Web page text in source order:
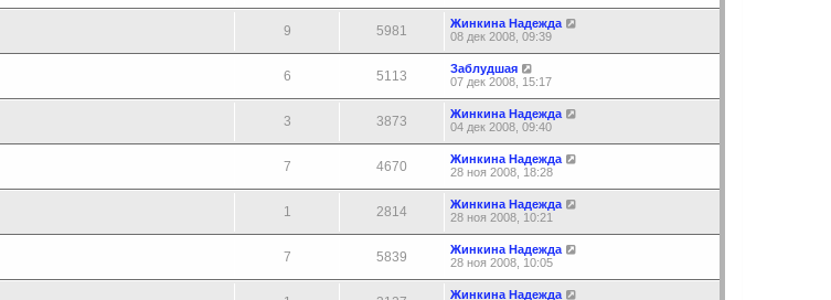
9 5981
Жинкина Надежда
08 дек 2008, 09:39
6 5113
Заблудшая
07 дек 2008, 15:17
3 3873
Жинкина Надежда
04 дек 2008, 09:40
7 4670
Жинкина Надежда
28 ноя 2008, 18:28
1 2814
Жинкина Надежда
28 ноя 2008, 10:21
7 5839
Жинкина Надежда
28 ноя 2008, 10:05
Жинкина Надежда